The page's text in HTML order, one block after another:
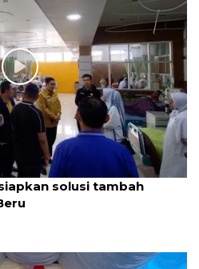
solusi tambah